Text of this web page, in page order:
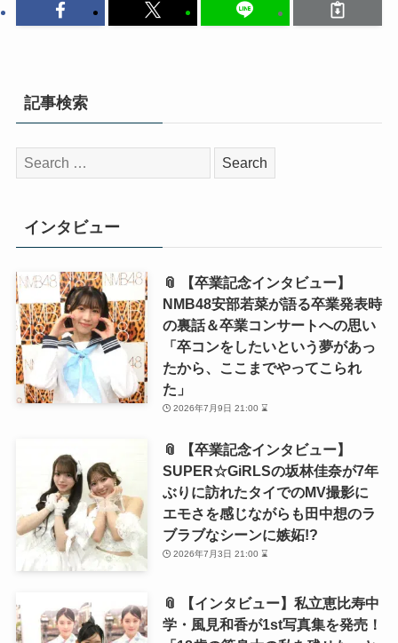
記事検索
検
索:
インタビュー
📎 【卒業記念インタビュー】
NMB48安部若菜が語る卒業発表時
の裏話＆卒業コンサートへの思い
「卒コンをしたいという夢があっ
たから、ここまでやってこられ
た」
2026年7月9日 21:00 ⌛
📎 【卒業記念インタビュー】
SUPER☆GiRLSの坂林佳奈が7年
ぶりに訪れたタイでのMV撮影に
エモさを感じながらも田中想のラ
ブラブなシーンに嫉妬!?
2026年7月3日 21:00 ⌛
📎 【インタビュー】私立恵比寿中
学・風見和香が1st写真集を発売！